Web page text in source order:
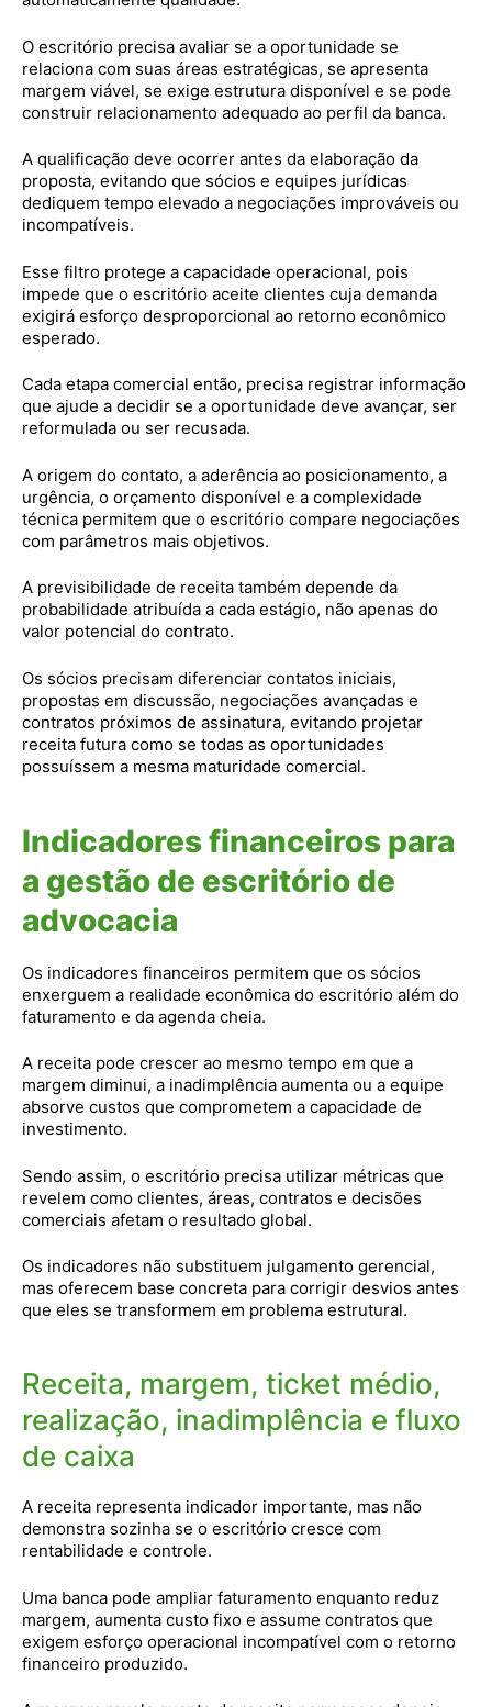
O escritório precisa avaliar se a oportunidade se
relaciona com suas áreas estratégicas, se apresenta
margem viável, se exige estrutura disponível e se pode
construir relacionamento adequado ao perfil da banca.
A qualificação deve ocorrer antes da elaboração da
proposta, evitando que sócios e equipes jurídicas
dediquem tempo elevado a negociações improváveis ou
incompatíveis.
Esse filtro protege a capacidade operacional, pois
impede que o escritório aceite clientes cuja demanda
exigirá esforço desproporcional ao retorno econômico
esperado.
Cada etapa comercial então, precisa registrar informação
que ajude a decidir se a oportunidade deve avançar, ser
reformulada ou ser recusada.
A origem do contato, a aderência ao posicionamento, a
urgência, o orçamento disponível e a complexidade
técnica permitem que o escritório compare negociações
com parâmetros mais objetivos.
A previsibilidade de receita também depende da
probabilidade atribuída a cada estágio, não apenas do
valor potencial do contrato.
Os sócios precisam diferenciar contatos iniciais,
propostas em discussão, negociações avançadas e
contratos próximos de assinatura, evitando projetar
receita futura como se todas as oportunidades
possuíssem a mesma maturidade comercial.
Indicadores financeiros para
a gestão de escritório de
advocacia
Os indicadores financeiros permitem que os sócios
enxerguem a realidade econômica do escritório além do
faturamento e da agenda cheia.
A receita pode crescer ao mesmo tempo em que a
margem diminui, a inadimplência aumenta ou a equipe
absorve custos que comprometem a capacidade de
investimento.
Sendo assim, o escritório precisa utilizar métricas que
revelem como clientes, áreas, contratos e decisões
comerciais afetam o resultado global.
Os indicadores não substituem julgamento gerencial,
mas oferecem base concreta para corrigir desvios antes
que eles se transformem em problema estrutural.
Receita, margem, ticket médio,
realização, inadimplência e fluxo
de caixa
A receita representa indicador importante, mas não
demonstra sozinha se o escritório cresce com
rentabilidade e controle.
Uma banca pode ampliar faturamento enquanto reduz
margem, aumenta custo fixo e assume contratos que
exigem esforço operacional incompatível com o retorno
financeiro produzido.